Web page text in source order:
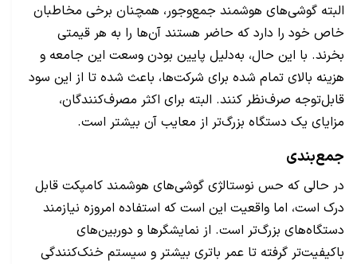
البته گوشی‌های هوشمند جمع‌وجور، همچنان برخی مخاطبان
خاص خود را دارد که حاضر هستند آن‌ها را به هر قیمتی
بخرند. با این حال، به‌دلیل پایین بودن وسعت این جامعه و
هزینه بالای تمام شده برای شرکت‌ها، باعث شده تا از این سود
قابل‌توجه صرف‌نظر کنند. البته برای اکثر مصرف‌کنندگان،
مزایای یک دستگاه بزرگ‌تر از معایب آن بیشتر است.
جمع‌بندی
در حالی که حس نوستالژی گوشی‌های هوشمند کامپکت قابل
درک است، اما واقعیت این است که استفاده امروزه نیازمند
دستگاه‌های بزرگ‌تر است. از نمایشگرها و دوربین‌های
باکیفیت‌تر گرفته تا عمر باتری بیشتر و سیستم خنک‌کنندگی